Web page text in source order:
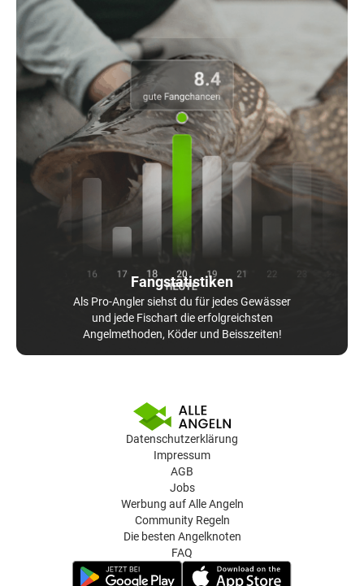
Fangstatistiken
Als Pro-Angler siehst du für jedes Gewässer
und jede Fischart die erfolgreichsten
Angelmethoden, Köder und Beisszeiten!
Datenschutzerklärung
Impressum
AGB
Jobs
Werbung auf Alle Angeln
Community Regeln
Die besten Angelknoten
FAQ